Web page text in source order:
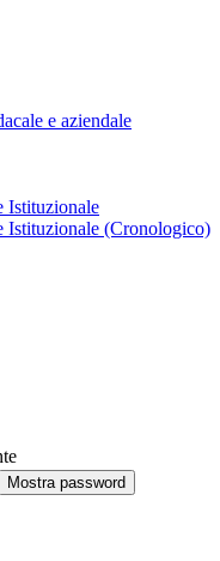
e aziendale
Istituzionale
Istituzionale (Cronologico)
Mostra password